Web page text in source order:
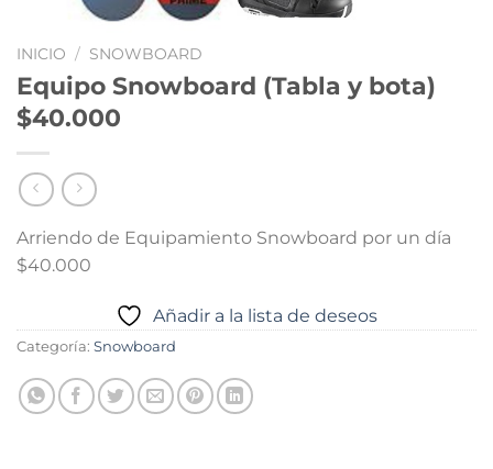
INICIO / SNOWBOARD
Equipo Snowboard (Tabla y bota)
$40.000
Arriendo de Equipamiento Snowboard por un día
$40.000
Añadir a la lista de deseos
Categoría: Snowboard